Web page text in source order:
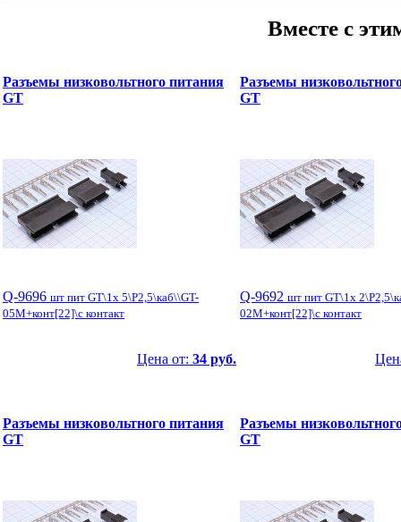
Вместе с
Разъемы низковольтного питания
GT
Q-9696 шт пит GT\1x 5\P2,5\каб\\GT-
05M+конт[22]\с контакт
Цена от: 34 руб.
Разъемы
GT
Q-9692 шт пит GT\1x
02M+конт[22]\с контакт
Разъемы низковольтного питания
GT
Разъемы
GT